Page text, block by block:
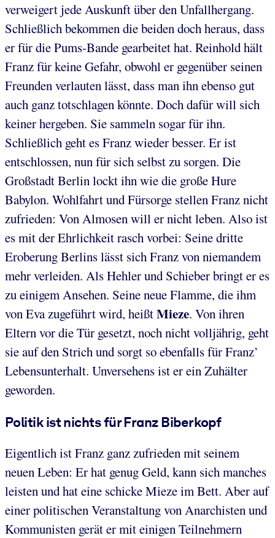
verweigert jede Auskunft über den Unfallhergang.
Schließlich bekommen die beiden doch heraus, dass
er für die Pums-Bande gearbeitet hat. Reinhold hält
Franz für keine Gefahr, obwohl er gegenüber seinen
Freunden verlauten lässt, dass man ihn ebenso gut
auch ganz totschlagen könnte. Doch dafür will sich
keiner hergeben. Sie sammeln sogar für ihn.
Schließlich geht es Franz wieder besser. Er ist
entschlossen, nun für sich selbst zu sorgen. Die
Großstadt Berlin lockt ihn wie die große Hure
Babylon. Wohlfahrt und Fürsorge stellen Franz nicht
zufrieden: Von Almosen will er nicht leben. Also ist
es mit der Ehrlichkeit rasch vorbei: Seine dritte
Eroberung Berlins lässt sich Franz von niemandem
mehr verleiden. Als Hehler und Schieber bringt er es
zu einigem Ansehen. Seine neue Flamme, die ihm
von Eva zugeführt wird, heißtMieze. Von ihren
Eltern vor die Tür gesetzt, noch nicht volljährig, geht
sie auf den Strich und sorgt so ebenfalls für Franz’
Lebensunterhalt. Unversehens ist er ein Zuhälter
geworden.
Politik ist nichts für Franz Biberkopf
Eigentlich ist Franz ganz zufrieden mit seinem
neuen Leben: Er hat genug Geld, kann sich manches
leisten und hat eine schicke Mieze im Bett. Aber auf
einer politischen Veranstaltung von Anarchisten und
Kommunisten gerät er mit einigen Teilnehmern